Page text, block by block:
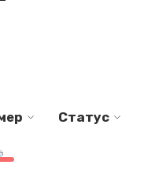
Статус